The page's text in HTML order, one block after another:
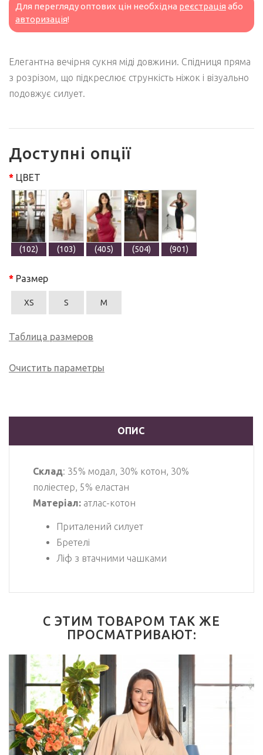
Для перегляду оптових цін необхідна реєстрація або
авторизація!
Елегантна вечірня сукня міді довжини. Спідниця пряма
з розрізом, що підкреслює стрункість ніжок і візуально
подовжує силует.
Доступні опції
ЦВЕТ
(102) (103) (405) (504) (901)
Размер
XS S M
Таблица размеров
Очистить параметры
ОПИС
Склад: 35% модал, 30% котон, 30%
поліестер, 5% еластан
Матеріал: атлас-котон
Приталений силует
Бретелі
Ліф з втачними чашками
С ЭТИМ ТОВАРОМ ТАК ЖЕ
ПРОСМАТРИВАЮТ: